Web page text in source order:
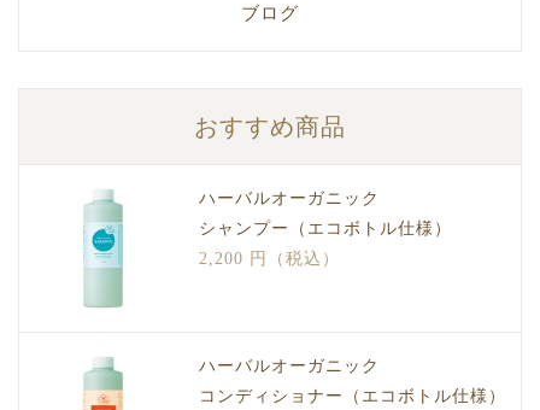
ブログ
おすすめ商品
ハーバルオーガニック
シャンプー（エコボトル仕様）
2,200 円（税込）
ハーバルオーガニック
コンディショナー（エコボトル仕様）